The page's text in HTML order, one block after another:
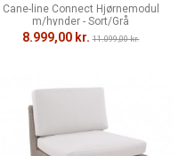
Cane-line Connect Hjørnemodul
m/hynder - Sort/Grå
8.999,00 kr. 11.099,00 kr.